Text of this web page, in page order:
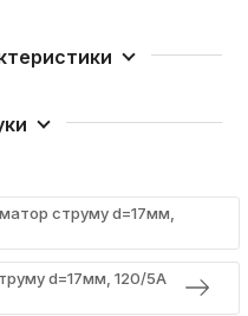
струму d=17мм,
d=17мм, 120/5А